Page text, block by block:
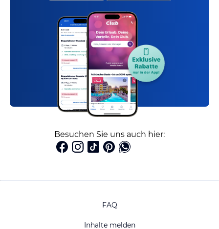
Besuchen Sie uns auch hier:
FAQ
Inhalte melden